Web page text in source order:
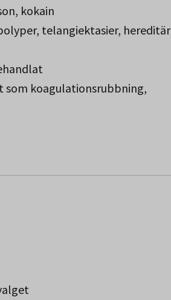
kokain
telangiektasier, hereditär
som koagulationsrubbning,